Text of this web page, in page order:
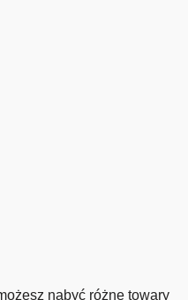
nabyć różne towary